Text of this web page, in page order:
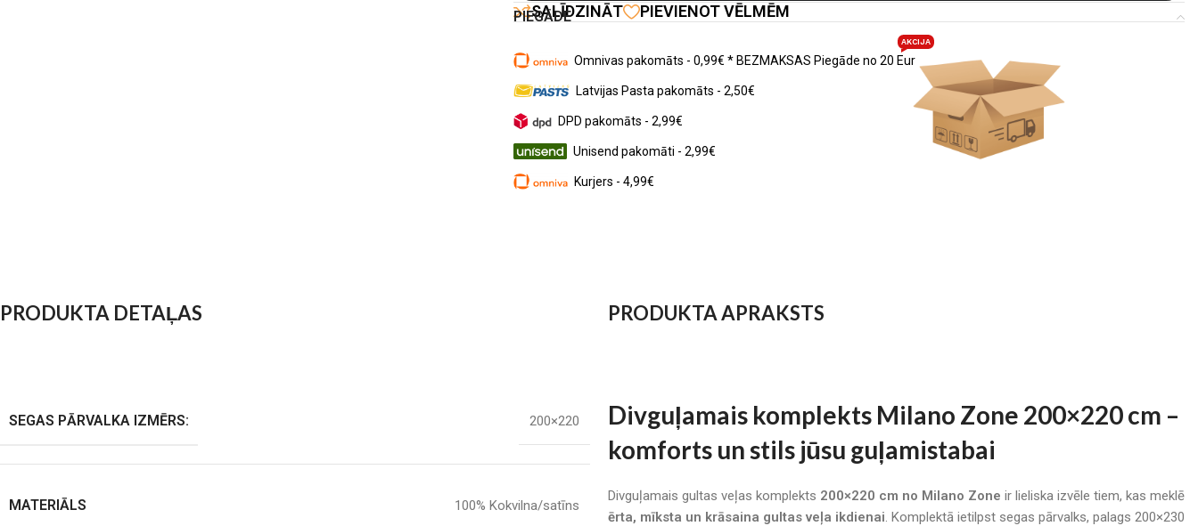
SALĪDZINĀT PIEVIENOT VĒLMĒM
PIEGĀDE
Omnivas pakomāts - 0,99€ * BEZMAKSAS Piegāde no 20 Eur
AKCIJA
Latvijas Pasta pakomāts - 2,50€
DPD pakomāts - 2,99€
Unisend pakomāti - 2,99€
Kurjers - 4,99€
PRODUKTA DETAĻAS
SEGAS PĀRVALKA IZMĒRS: 200×220
MATERIĀLS 100% Kokvilna/satīns
PRODUKTA APRAKSTS
Divguļamais komplekts Milano Zone 200×220 cm –
komforts un stils jūsu guļamistabai
Divguļamais gultas veļas komplekts 200×220 cm no Milano Zone ir lieliska izvēle tiem, kas meklē
ērta, mīksta un krāsaina gultas veļa ikdienai . Komplektā ietilpst segas pārvalks, palags 200×230